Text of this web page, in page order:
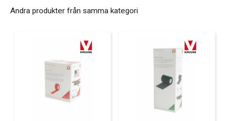
Andra produkter från samma kategori